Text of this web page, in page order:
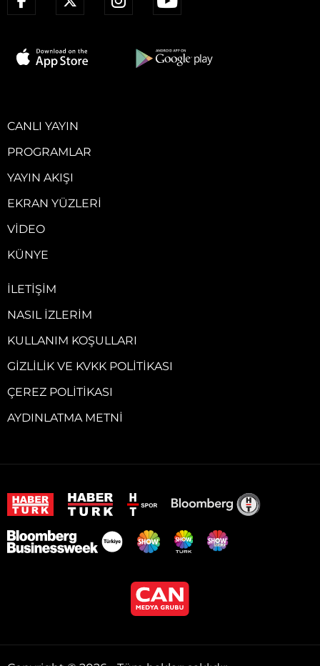
CANLI YAYIN
PROGRAMLAR
YAYIN AKIŞI
EKRAN YÜZLERI
VIDEO
KÜNYE
İLETIŞIM
NASIL İZLERIM
KULLANIM KOŞULLARI
GIZLILIK VE KVKK POLITIKASI
ÇEREZ POLITIKASI
AYDINLATMA METNI